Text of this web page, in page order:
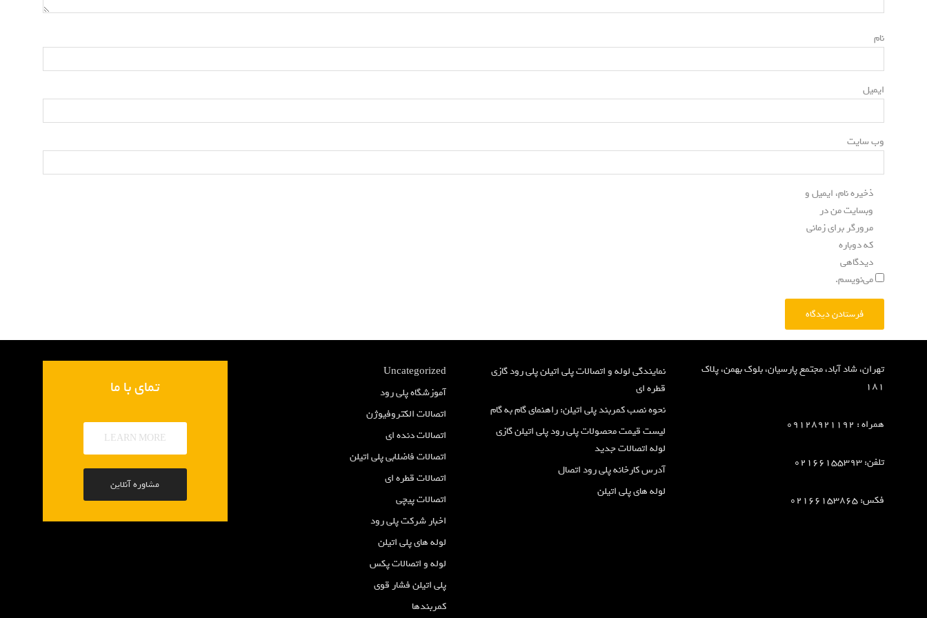
نام
ایمیل
وب‌ سایت
ذخیره نام، ایمیل و
وبسایت من در
مرورگر برای زمانی
که دوباره
دیدگاهی
می‌نویسم.
تمای با ما
LEARN MORE
مشاوره آنلاین
Uncategorized
آموزشگاه پلی رود
اتصالات الکتروفیوژن
اتصالات دنده ای
اتصالات فاضلابی پلی اتیلن
اتصالات قطره ای
اتصالات پیچی
اخبار شرکت پلی رود
لوله های پلی اتیلن
لوله و اتصالات پکس
پلی اتیلن فشار قوی
کمربندها
نمایندگی لوله و اتصالات پلی اتیلن پلی رود گازی
قطره ای
نحوه نصب کمربند پلی اتیلن: راهنمای گام به گام
لیست قیمت محصولات پلی رود پلی اتیلن گازی
لوله اتصالات جدید
آدرس کارخانه پلی رود اتصال
لوله های پلی اتیلن
تهران، شاد آباد، مجتمع پارسیان، بلوک بهمن، پلاک
181
همراه : 09128921192
تلفن: 02166155393
فکس: 02166153865